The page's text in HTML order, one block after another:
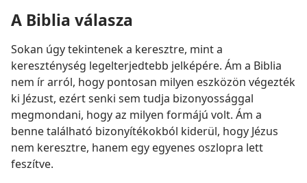
A Biblia válasza
Sokan úgy tekintenek a keresztre, mint a
kereszténység legelterjedtebb jelképére. Ám a Biblia
nem ír arról, hogy pontosan milyen eszközön végezték
ki Jézust, ezért senki sem tudja bizonyossággal
megmondani, hogy az milyen formájú volt. Ám a
benne található bizonyítékokból kiderül, hogy Jézus
nem keresztre, hanem egy egyenes oszlopra lett
feszítve.